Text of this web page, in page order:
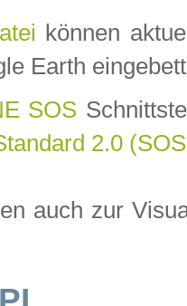
können
Earth
SOS
2.0
auch zur